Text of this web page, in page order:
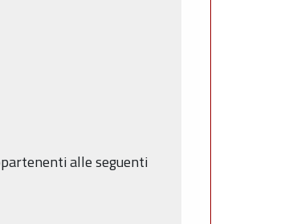
alle seguenti